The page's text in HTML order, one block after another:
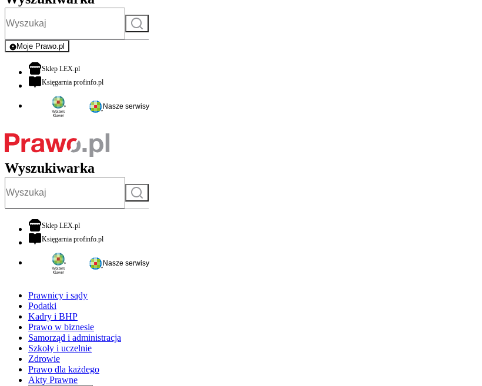
Szukaj
Moje Prawo.pl
- rejestracja i logowanie do serwisu
Sklep LEX.plotwiera się w nowej karcie
Księgarnia profinfo.plotwiera się w nowej karcie
Nasze serwisy
Wyszukiwarka
Szukaj
Sklep LEX.plotwiera się w nowej karcie
Księgarnia profinfo.plotwiera się w nowej karcie
Nasze serwisy
Prawnicy i sądy
Podatki
Kadry i BHP
Prawo w biznesie
Samorząd i administracja
Szkoły i uczelnie
Zdrowie
Prawo dla każdego
Akty Prawne